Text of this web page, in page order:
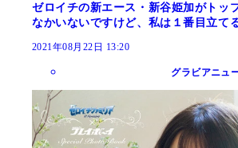
ゼロイチの新エース・新谷姫加がトッ
なかいないですけど、私は１番目立て
2021年08月22日 13:20
グラビアニュ